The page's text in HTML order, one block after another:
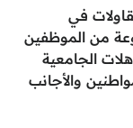
في
من الموظفين
الجامعية
والأجانب